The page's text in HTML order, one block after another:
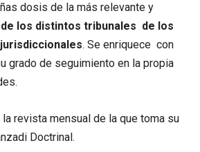
dosis de la más relevante y
los distintos tribunales de los
. Se enriquece con
grado de seguimiento en la propia
revista mensual de la que toma su
Doctrinal.